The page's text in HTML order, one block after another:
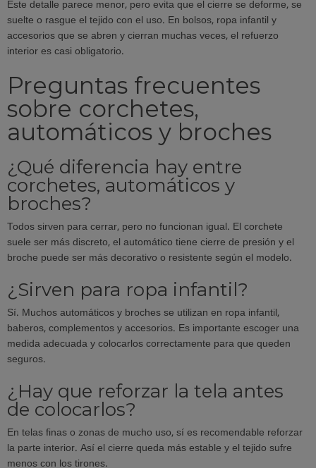
Este detalle parece menor, pero evita que el cierre se deforme, se
suelte o rasgue el tejido con el uso. En bolsos, ropa infantil y
accesorios que se abren y cierran muchas veces, el refuerzo
interior es casi obligatorio.
Preguntas frecuentes
sobre corchetes,
automáticos y broches
¿Qué diferencia hay entre
corchetes, automáticos y
broches?
Todos sirven para cerrar, pero no funcionan igual. El corchete
suele ser más discreto, el automático tiene cierre de presión y el
broche puede ser más decorativo o resistente según el modelo.
¿Sirven para ropa infantil?
Sí. Muchos automáticos y broches se utilizan en ropa infantil,
baberos, complementos y accesorios. Es importante escoger una
medida adecuada y colocarlos correctamente para que queden
seguros.
¿Hay que reforzar la tela antes
de colocarlos?
En telas finas o zonas de mucho uso, sí es recomendable reforzar
la parte interior. Así el cierre queda más estable y el tejido sufre
menos con los tirones.